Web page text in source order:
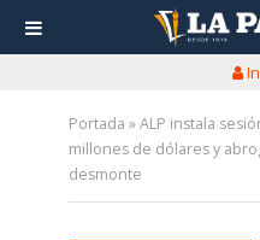
Portada »ALP instala
millones de dólares y
desmonte